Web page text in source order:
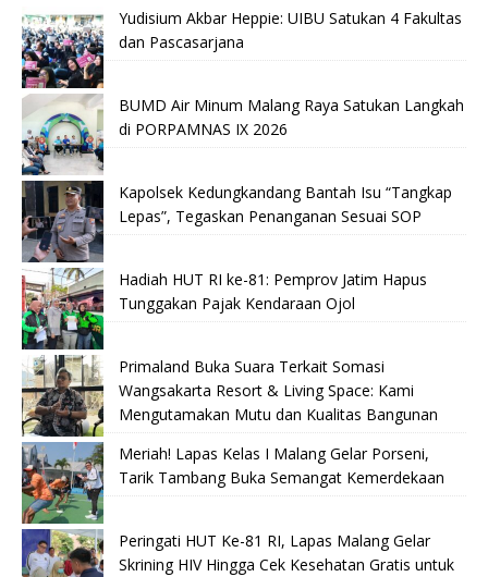
Yudisium Akbar Heppie: UIBU Satukan 4 Fakultas
dan Pascasarjana
BUMD Air Minum Malang Raya Satukan Langkah
di PORPAMNAS IX 2026
Kapolsek Kedungkandang Bantah Isu “Tangkap
Lepas”, Tegaskan Penanganan Sesuai SOP
Hadiah HUT RI ke-81: Pemprov Jatim Hapus
Tunggakan Pajak Kendaraan Ojol
Primaland Buka Suara Terkait Somasi
Wangsakarta Resort & Living Space: Kami
Mengutamakan Mutu dan Kualitas Bangunan
Meriah! Lapas Kelas I Malang Gelar Porseni,
Tarik Tambang Buka Semangat Kemerdekaan
Peringati HUT Ke-81 RI, Lapas Malang Gelar
Skrining HIV Hingga Cek Kesehatan Gratis untuk